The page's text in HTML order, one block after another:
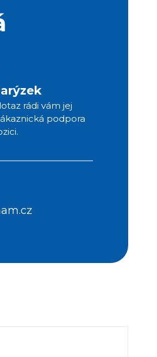
rádi vám jej
podpora